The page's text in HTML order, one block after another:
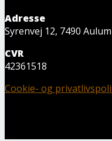
Adresse
Syrenvej 12, 7490 Aulum
CVR
42361518
Cookie- og